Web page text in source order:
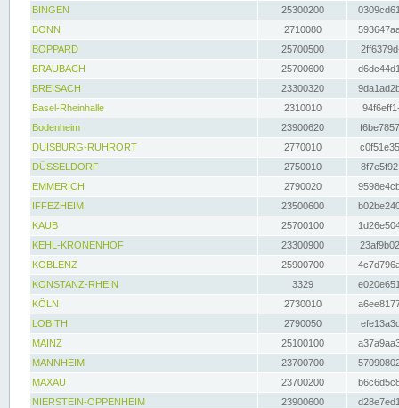
BINGEN
25300200
BONN
2710080
BOPPARD
25700500
BRAUBACH
25700600
BREISACH
23300320
Basel-Rheinhalle
2310010
Bodenheim
23900620
DUISBURG-RUHRORT
2770010
DÜSSELDORF
2750010
EMMERICH
2790020
IFFEZHEIM
23500600
KAUB
25700100
KEHL-KRONENHOF
23300900
KOBLENZ
25900700
KONSTANZ-RHEIN
3329
KÖLN
2730010
LOBITH
2790050
MAINZ
25100100
MANNHEIM
23700700
MAXAU
23700200
NIERSTEIN-OPPENHEIM
23900600